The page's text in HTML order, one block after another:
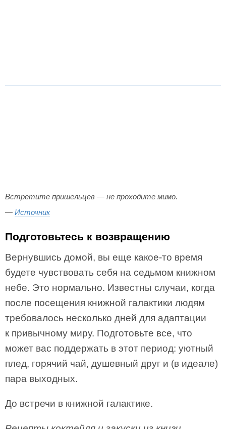
Встретите пришельцев — не проходите мимо.
— Источник
Подготовьтесь к возвращению
Вернувшись домой, вы еще какое-то время
будете чувствовать себя на седьмом книжном
небе. Это нормально. Известны случаи, когда
после посещения книжной галактики людям
требовалось несколько дней для адаптации
к привычному миру. Подготовьте все, что
может вас поддержать в этот период: уютный
плед, горячий чай, душевный друг и (в идеале)
пара выходных.
До встречи в книжной галактике.